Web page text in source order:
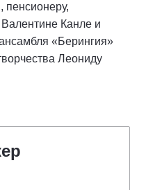
Канле и
«Берингия»
Леониду